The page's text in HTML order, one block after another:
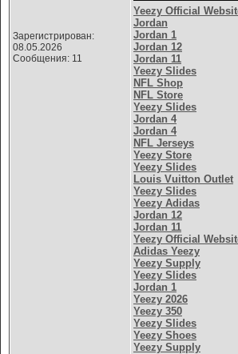
Зарегистрирован:
08.05.2026
Сообщения: 11
Yeezy Official
Jordan
Jordan 1
Jordan 12
Jordan 11
Yeezy Slides
NFL Shop
NFL Store
Yeezy Slides
Jordan 4
Jordan 4
NFL Jerseys
Yeezy Store
Yeezy Slides
Louis Vuitton Outlet
Yeezy Slides
Yeezy Adidas
Jordan 12
Jordan 11
Yeezy Official
Adidas Yeezy
Yeezy Supply
Yeezy Slides
Jordan 1
Yeezy 2026
Yeezy 350
Yeezy Slides
Yeezy Shoes
Yeezy Supply